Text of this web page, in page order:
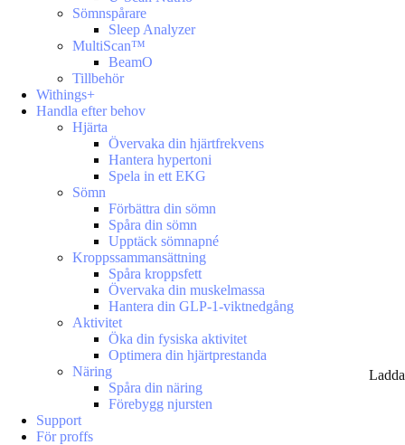
Sömnspårare
Sleep Analyzer
MultiScan™
BeamO
Tillbehör
Withings+
Handla efter behov
Hjärta
Övervaka din hjärtfrekvens
Hantera hypertoni
Spela in ett EKG
Sömn
Förbättra din sömn
Spåra din sömn
Upptäck sömnapné
Kroppssammansättning
Spåra kroppsfett
Övervaka din muskelmassa
Hantera din GLP-1-viktnedgång
Aktivitet
Öka din fysiska aktivitet
Optimera din hjärtprestanda
Näring
Spåra din näring
Förebygg njursten
Support
För proffs